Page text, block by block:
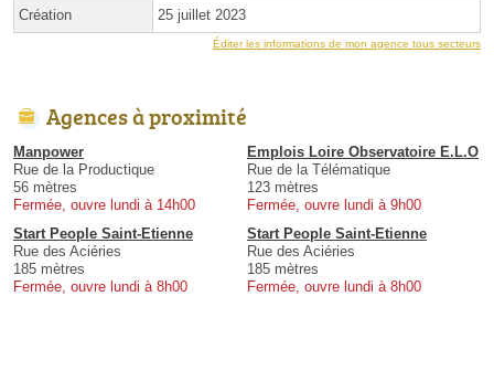
Création 25 juillet 2023
Éditer les informations de mon agence tous secteurs
Agences à proximité
Manpower
Rue de la Productique
56 mètres
Fermée, ouvre lundi à 14h00
Emplois Loire Observatoire E.L.O
Rue de la Télématique
123 mètres
Fermée, ouvre lundi à 9h00
Start People Saint-Etienne
Rue des Aciéries
185 mètres
Fermée, ouvre lundi à 8h00
Start People Saint-Etienne
Rue des Aciéries
185 mètres
Fermée, ouvre lundi à 8h00